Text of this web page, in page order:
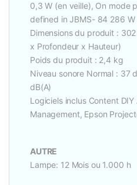
0,3 W (en veille), On mode
defined in JBMS- 84 286 W
Dimensions du produit :
x Profondeur x Hauteur)
Poids du produit : 2,4 kg
Niveau sonore Normal : 37
dB(A)
Logiciels inclus Content
Management, Epson
AUTRE
Lampe: 12 Mois ou 1.000 h